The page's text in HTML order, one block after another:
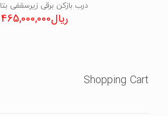
درب بازکن برقی زیرسقفی بتا F390
ریال465,000,000
Shopping Cart